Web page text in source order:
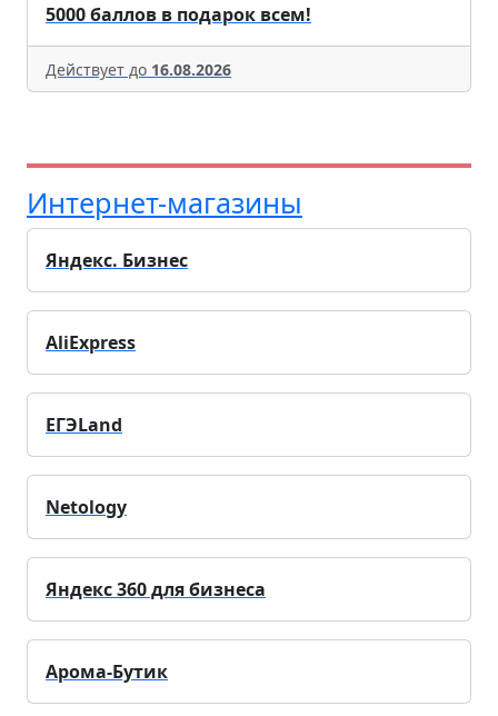
5000 баллов в подарок всем!
Действует до 16.08.2026
Интернет-магазины
Яндекс. Бизнес
AliExpress
ЕГЭLand
Netology
Яндекс 360 для бизнеса
Арома-Бутик